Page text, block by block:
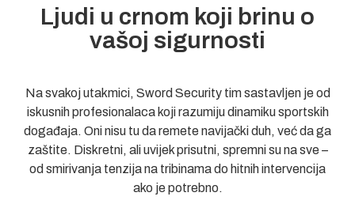
Ljudi u crnom koji brinu o
vašoj sigurnosti
Na svakoj utakmici, Sword Security tim sastavljen je od
iskusnih profesionalaca koji razumiju dinamiku sportskih
događaja. Oni nisu tu da remete navijački duh, već da ga
zaštite. Diskretni, ali uvijek prisutni, spremni su na sve –
od smirivanja tenzija na tribinama do hitnih intervencija
ako je potrebno.